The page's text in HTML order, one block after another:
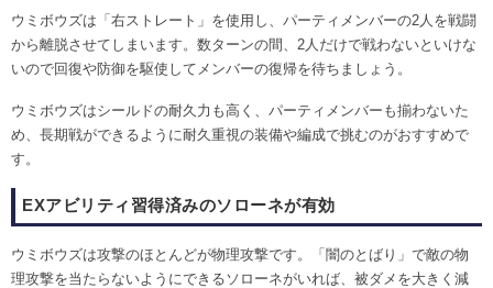
ウミボウズは「右ストレート」を使用し、パーティメンバーの2人を戦闘
から離脱させてしまいます。数ターンの間、2人だけで戦わないといけな
いので回復や防御を駆使してメンバーの復帰を待ちましょう。
ウミボウズはシールドの耐久力も高く、パーティメンバーも揃わないた
め、長期戦ができるように耐久重視の装備や編成で挑むのがおすすめで
す。
EXアビリティ習得済みのソローネが有効
ウミボウズは攻撃のほとんどが物理攻撃です。「闇のとばり」で敵の物
理攻撃を当たらないようにできるソローネがいれば、被ダメを大きく減